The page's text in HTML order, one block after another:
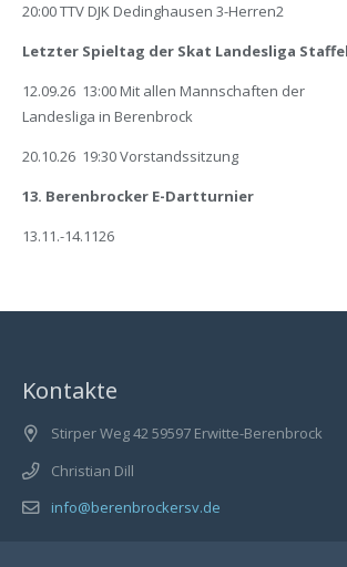
20:00 TTV DJK Dedinghausen 3-Herren2
Letzter Spieltag der Skat Landesliga
12.09.26 13:00 Mit allen
Landesliga in Berenbrock
20.10.26 19:30 Vorstandssitzung
13. Berenbrocker E-Dartturnier
13.11.-14.1126
Kontakte
Stirper Weg 42 59597 Erwitte-Berenbrock
Christian Dill
info@berenbrockersv.de